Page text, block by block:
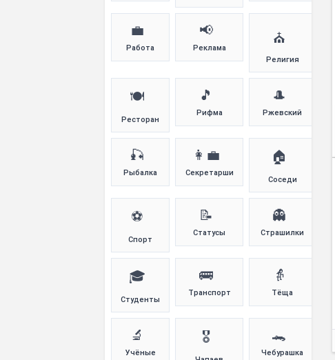
💼
Работа
📢
Реклама
⛪
Религия
🍽️
Ресторан
🎵
Рифма
🎩
Ржевский
🎣
Рыбалка
👩‍💼
Секретарши
🏠
Соседи
⚽
Спорт
📝
Статусы
👻
Страшилки
🎓
Студенты
🚌
Транспорт
👵
Тёща
🔬
Учёные
🎖️ 🐊
Чебурашка